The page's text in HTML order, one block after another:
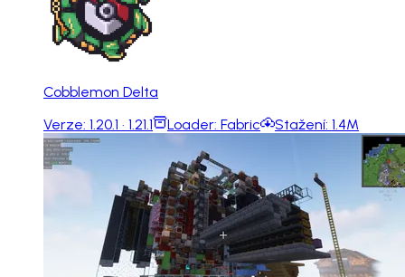
Cobblemon Delta
Verze: 1.20.1 · 1.21.1 Loader: Fabric Stažení: 1.4M